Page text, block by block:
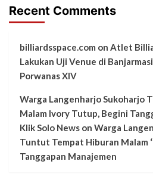
Recent Comments
billiardsspace.com on Atlet
Lakukan Uji Venue di
Porwanas XIV
Warga Langenharjo Sukoharjo
Malam Ivory Tutup, Begini
Klik Solo News on Warga
Tuntut Tempat Hiburan Malam
Tanggapan Manajemen